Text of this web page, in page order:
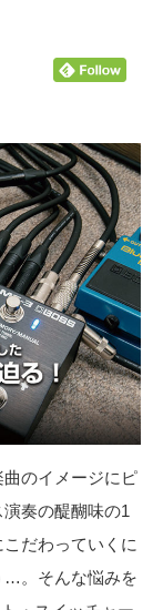
のイメージにピ
奏の醍醐味の1
だわっていくに
…。そんな悩みを